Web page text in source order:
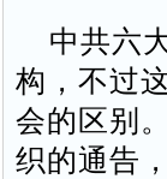
中共六
构，不过
会的区别
织的通告